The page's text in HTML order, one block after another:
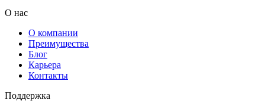
О нас
О компании
Преимущества
Блог
Карьера
Контакты
Поддержка